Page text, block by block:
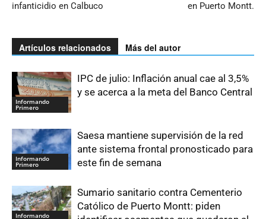
infanticidio en Calbuco
en Puerto Montt.
Artículos relacionados Más del autor
Informando
Primero
IPC de julio: Inflación anual cae al 3,5%
y se acerca a la meta del Banco Central
Informando
Primero
Saesa mantiene supervisión de la red
ante sistema frontal pronosticado para
este fin de semana
Informando
Sumario sanitario contra Cementerio
Católico de Puerto Montt: piden